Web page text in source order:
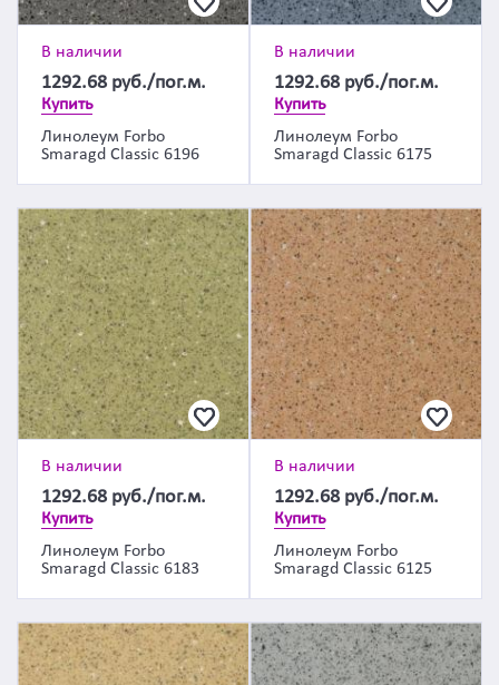
В наличии
1292.68 руб./пог.м.
Купить
Линолеум Forbo
Smaragd Classic 6196
В наличии
1292.68 руб./пог.м.
Купить
Линолеум Forbo
Smaragd Classic 6175
В наличии
1292.68 руб./пог.м.
Купить
Линолеум Forbo
Smaragd Classic 6183
В наличии
1292.68 руб./пог.м.
Купить
Линолеум Forbo
Smaragd Classic 6125